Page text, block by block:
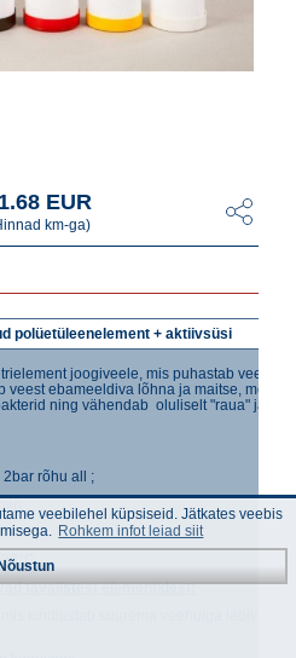
EUR
km-ga)
polüetüleenelement + aktiivsüsi
joogiveele, mis puhastab vee
veest ebameeldiva lõhna ja maitse,
ning vähendab oluliselt "raua" ja
rõhu all ;
;
;
38°C
tavalistest elementidest:
veebilehel küpsiseid. Jätkates veebis
Rohkem infot leiad siit
Nõustun